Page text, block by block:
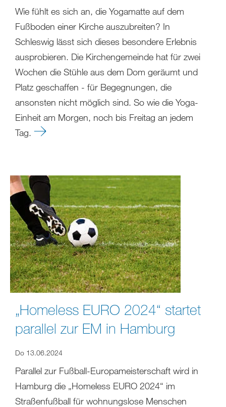
Wie fühlt es sich an, die Yogamatte auf dem
Fußboden einer Kirche auszubreiten? In
Schleswig lässt sich dieses besondere Erlebnis
ausprobieren. Die Kirchengemeinde hat für zwei
Wochen die Stühle aus dem Dom geräumt und
Platz geschaffen - für Begegnungen, die
ansonsten nicht möglich sind. So wie die Yoga-
Einheit am Morgen, noch bis Freitag an jedem
Tag.
„Homeless EURO 2024“ startet
parallel zur EM in Hamburg
Do 13.06.2024
Parallel zur Fußball-Europameisterschaft wird in
Hamburg die „Homeless EURO 2024“ im
Straßenfußball für wohnungslose Menschen